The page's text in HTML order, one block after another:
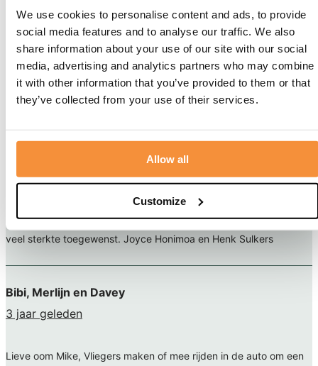
We use cookies to personalise content and ads, to provide
social media features and to analyse our traffic. We also
share information about your use of our site with our social
media, advertising and analytics partners who may combine
it with other information that you’ve provided to them or that
they’ve collected from your use of their services.
Allow all
Customize
3 jaar geleden
Vaarwel Mike , ik wil je bedanken hoe vaak jij mij niet gered heb
van een brandende mond als reza tijdens t avond eten weer eens
de hete sambal liep te klooien .veel sterkte allemaal met het
verlies ????
Joyce Honimoa en Henk Sulkers
3 jaar geleden
Familie Nahumury Gecondoleerd met het verlies van Marcus. Heel
veel sterkte toegewenst. Joyce Honimoa en Henk Sulkers
Bibi, Merlijn en Davey
3 jaar geleden
Lieve oom Mike, Vliegers maken of mee rijden in de auto om een